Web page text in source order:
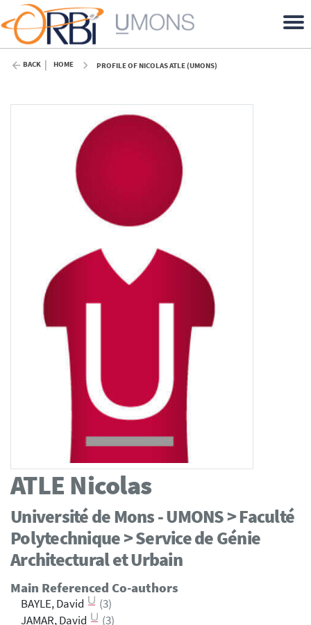
BACK HOME PROFILE OF NICOLAS ATLE (UMONS)
ATLE Nicolas
Université de Mons - UMONS > Faculté
Polytechnique > Service de Génie
Architectural et Urbain
Main Referenced Co-authors
BAYLE, David
(3)
JAMAR, David
(3)